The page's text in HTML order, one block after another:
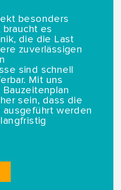
besonders
braucht es
die die Last
zuverlässigen
sind schnell
Mit uns
sein, dass die
werden